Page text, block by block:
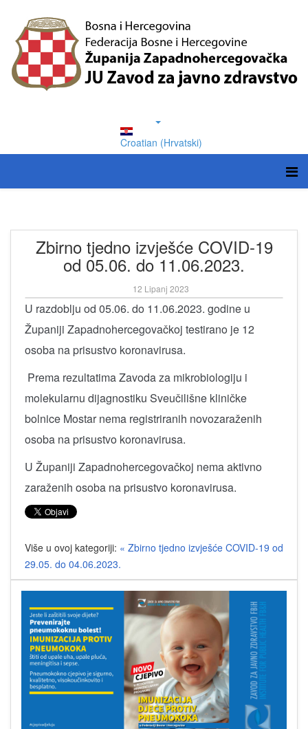
Croatian (Hrvatski)
Zbirno tjedno izvješće COVID-19
od 05.06. do 11.06.2023.
12 Lipanj 2023
U razdoblju od 05.06. do 11.06.2023. godine u
Županiji Zapadnohercegovačkoj testirano je 12
osoba na prisustvo koronavirusa.
Prema rezultatima Zavoda za mikrobiologiju i
molekularnu dijagnostiku Sveučilišne kliničke
bolnice Mostar nema registriranih novozaraženih
osoba na prisustvo koronavirusa.
U Županiji Zapadnohercegovačkoj nema aktivno
zaraženih osoba na prisustvo koronavirusa.
Više u ovoj kategoriji: « Zbirno tjedno izvješće COVID-19 od
29.05. do 04.06.2023.